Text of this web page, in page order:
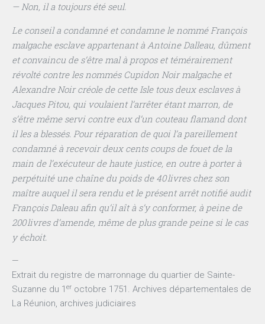
— Non, il a toujours été seul.
Le conseil a condamné et condamne le nommé François
malgache esclave appartenant à Antoine Dalleau, dûment
et convaincu de s’être mal à propos et témérairement
révolté contre les nommés Cupidon Noir malgache et
Alexandre Noir créole de cette Isle tous deux esclaves à
Jacques Pitou, qui voulaient l’arrêter étant marron, de
s’être même servi contre eux d’un couteau flamand dont
il les a blessés. Pour réparation de quoi l’a pareillement
condamné à recevoir deux cents coups de fouet de la
main de l’exécuteur de haute justice, en outre à porter à
perpétuité une chaîne du poids de 40 livres chez son
maître auquel il sera rendu et le présent arrêt notifié audit
François Daleau afin qu’il aît à s’y conformer, à peine de
200 livres d’amende, même de plus grande peine si le cas
y échoit.
—
Extrait du registre de marronnage du quartier de Sainte-
Suzanne du 1 er octobre 1751. Archives départementales de
La Réunion, archives judiciaires